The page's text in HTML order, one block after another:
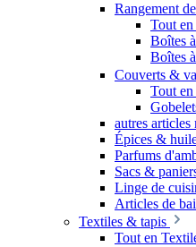
Rangement
Tout en
Boîtes
Boîtes
Couverts &
Tout
autres articles
Épices &
Parfums
Sacs &
Linge de
Articles de
Textiles & tapis
Tout en